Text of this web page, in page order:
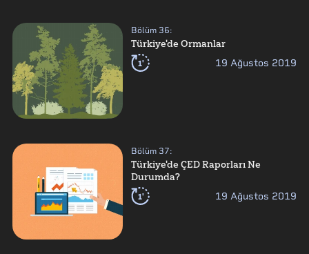
Bölüm 36:
Türkiye'de Ormanlar
1' 19 Ağustos 2019
Bölüm 37:
Türkiye'de ÇED Raporları Ne
Durumda?
1' 19 Ağustos 2019